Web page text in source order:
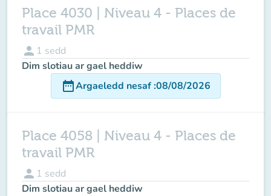
Place 4030 | Niveau 4 - Places de
travail PMR
person 1 sedd
Dim slotiau ar gael heddiw
date_rangeArgaeledd nesaf:08/08/2026
Place 4058 | Niveau 4 - Places de
travail PMR
person 1 sedd
Dim slotiau ar gael heddiw